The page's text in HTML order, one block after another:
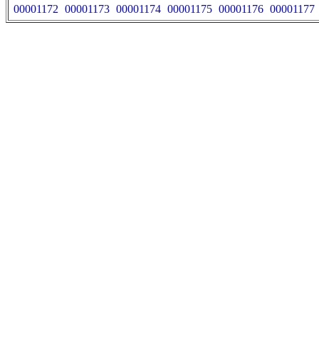
00001172 00001173 00001174 00001175 00001176 00001177